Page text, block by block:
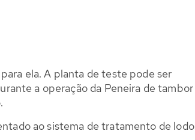
ela. A planta de teste pode ser
a operação da Peneira de tambor
ao sistema de tratamento de lodo